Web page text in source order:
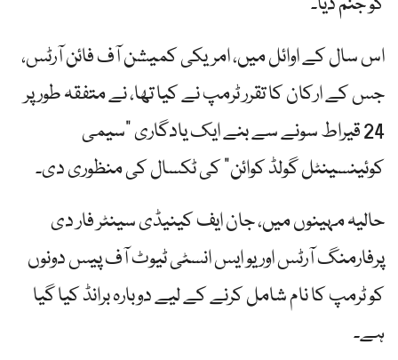
اس سال کے اوائل میں، امریکی کمیشن آف فائن آرٹس،
جس کے ارکان کا تقرر ٹرمپ نے کیا تھا، نے متفقہ طور پر
24 قیراط سونے سے بنے ایک یادگاری "سیمی
کوئینسینٹل گولڈ کوائن” کی ٹکسال کی منظوری دی۔
حالیہ مہینوں میں، جان ایف کینیڈی سینٹر فار دی
پرفارمنگ آرٹس اور یو ایس انسٹی ٹیوٹ آف پیس دونوں
کو ٹرمپ کا نام شامل کرنے کے لیے دوبارہ برانڈ کیا گیا
ہے۔